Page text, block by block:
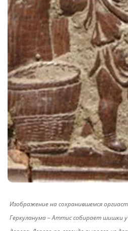
Изображение на сохранившемся
Геркуланума – Аттис собирает шишки у